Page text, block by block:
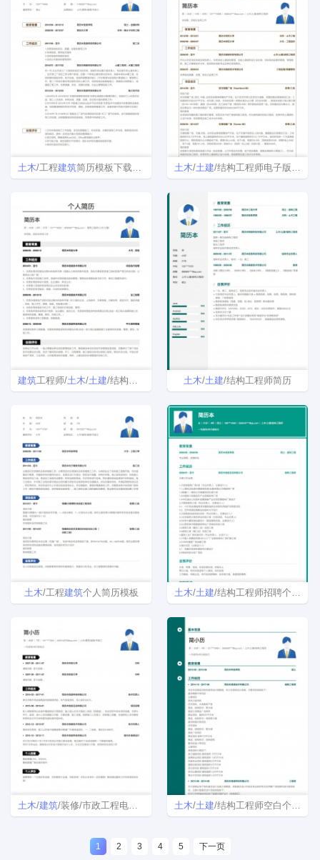
土木/工程建筑简历模板下载Word格式 土木/土建/结构工程师电子版简历
建筑工程师/土木/土建/结构工程师/其他简历模板 土木/土建/结构工程师简历
土木/工程建筑个人简历模板 土木/土建/结构工程师招聘个人简历模板
土木/建筑/装修/市政工程电子版word简历模板 土木/土建/结构工程师空白个人简历模板
1 2 3 4 5 下一页